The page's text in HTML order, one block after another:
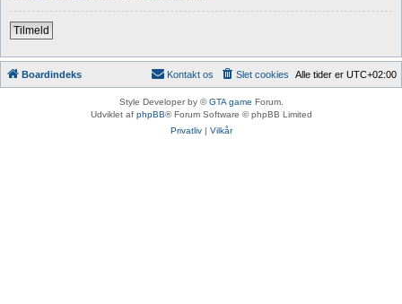
Tilmeld
Boardindeks Alle tider er UTC+02:00
Slet cookies
Kontakt os
Style Developer by ©GTA game Forum.
Udviklet af phpBB® Forum Software © phpBB Limited
Privatliv| Vilkår